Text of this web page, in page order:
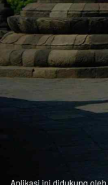
Aplikasi ini didukung oleh